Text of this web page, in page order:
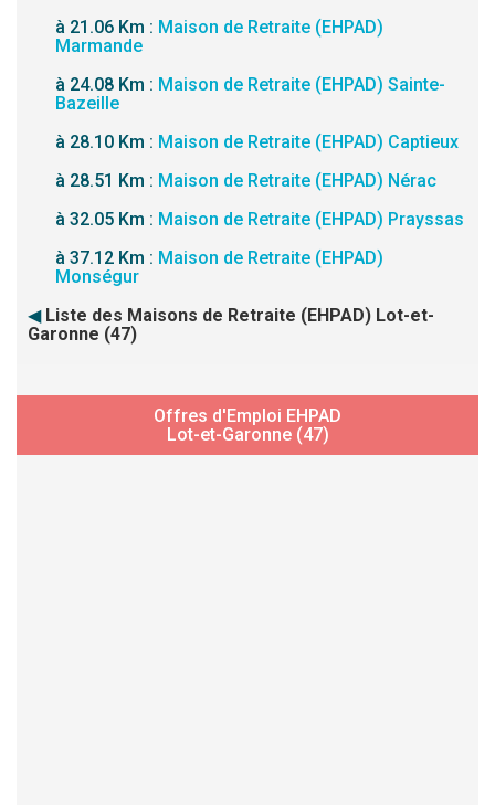
à 21.06 Km : Maison de Retraite (EHPAD)
Marmande
à 24.08 Km : Maison de Retraite (EHPAD) Sainte-
Bazeille
à 28.10 Km : Maison de Retraite (EHPAD) Captieux
à 28.51 Km : Maison de Retraite (EHPAD) Nérac
à 32.05 Km : Maison de Retraite (EHPAD) Prayssas
à 37.12 Km : Maison de Retraite (EHPAD)
Monségur
◀ Liste des Maisons de Retraite (EHPAD) Lot-et-
Garonne (47)
Offres d'Emploi EHPAD
Lot-et-Garonne (47)